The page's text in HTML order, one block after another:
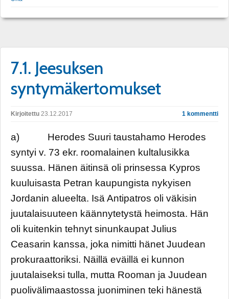
7.1. Jeesuksen
syntymäkertomukset
Kirjoitettu 23.12.2017 1 kommentti
a) Herodes Suuri taustahamo Herodes
syntyi v. 73 ekr. roomalainen kultalusikka
suussa. Hänen äitinsä oli prinsessa Kypros
kuuluisasta Petran kaupungista nykyisen
Jordanin alueelta. Isä Antipatros oli väkisin
juutalaisuuteen käännytetystä heimosta. Hän
oli kuitenkin tehnyt sinunkaupat Julius
Ceasarin kanssa, joka nimitti hänet Juudean
prokuraattoriksi. Näillä eväillä ei kunnon
juutalaiseksi tulla, mutta Rooman ja Juudean
puolivälimaastossa juoniminen teki hänestä